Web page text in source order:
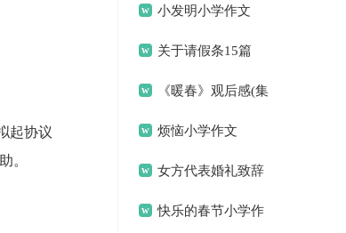
起协议
。
15篇小发明小学作文
关于请假条15篇
《暖春》观后感(集
锦15篇)
烦恼小学作文
女方代表婚礼致辞
(15篇)快乐的春节小学作